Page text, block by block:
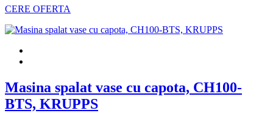
CERE OFERTA
Masina spalat vase cu capota, CH100-
BTS, KRUPPS